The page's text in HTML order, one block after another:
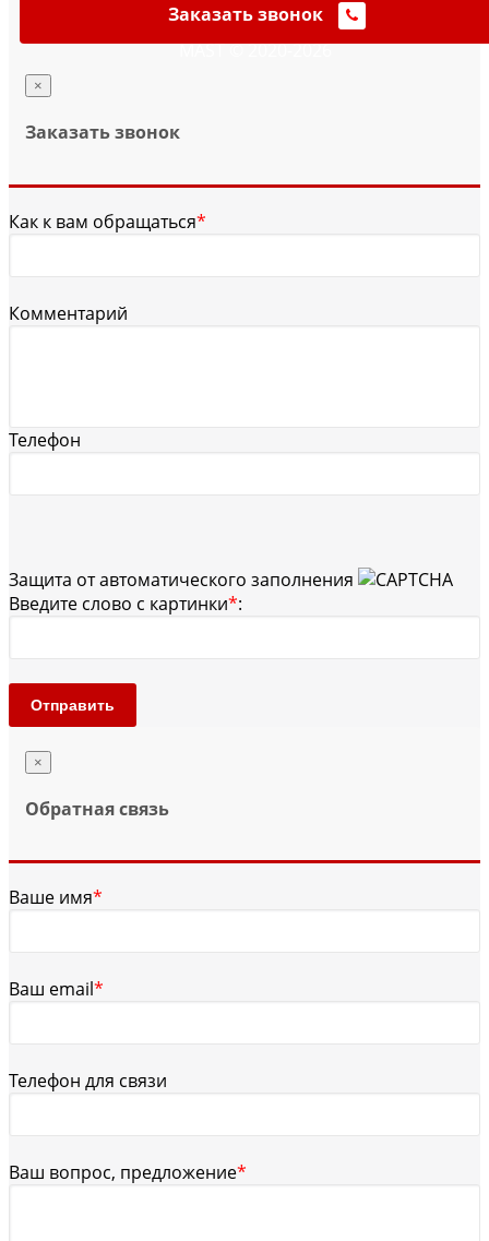
Заказать звонок
MAST © 2020-2026
×
Заказать звонок
Как к вам обращаться*
Комментарий
Телефон
Защита от автоматического заполнения
Введите слово с картинки*:
Отправить
×
Обратная связь
Ваше имя*
Ваш email*
Телефон для связи
Ваш вопрос, предложение*